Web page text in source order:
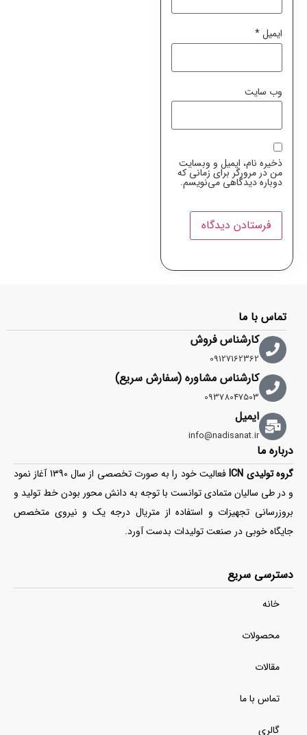
ایمیل*
وب‌ سایت
ذخیره نام، ایمیل و وبسایت
من در مرورگر برای زمانی که
دوباره دیدگاهی می‌نویسم.
تماس با ما
کارشناس فروش
09127162362
کارشناس مشاوره (سفارش سریع)
09378047503
ایمیل
info@nadisanat.ir
درباره ما
گروه تولیدی ICN
فعالیت خود را به صورت تخصصی از سال 1390 آغاز نمود
و در طی سالیان متمادی توانست با توجه به دانش محور بودن خط تولید و
بروزرسانی تجهیزات و استفاده از متریال درجه یک و نیروی متخصص
جایگاه خوبی در صنعت تولیدات بدست آورد.
دسترسی سریع
خانه
محصولات
مقالات
تماس با ما
گالری